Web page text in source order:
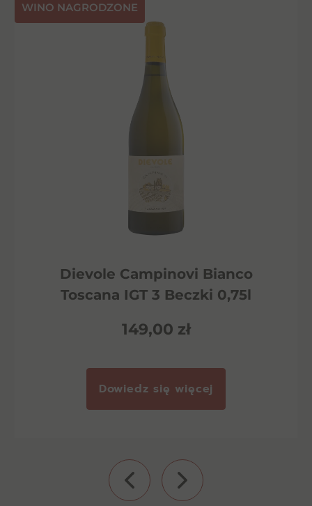
⁠WINO NAGRODZONE
Dievole Campinovi Bianco
Toscana IGT 3 Beczki 0,75l
149,00 zł
Dowiedz się więcej